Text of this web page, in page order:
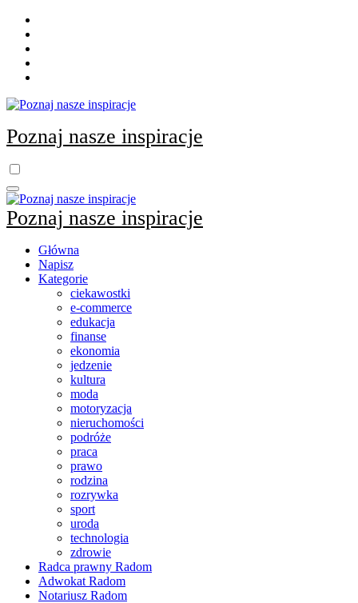
Skip
content
Poznaj nasze inspiracje
Poznaj nasze inspiracje
Główna
Napisz
Kategorie
ciekawostki
e-commerce
edukacja
finanse
ekonomia
jedzenie
kultura
moda
motoryzacja
nieruchomości
podróże
praca
prawo
rodzina
rozrywka
sport
uroda
technologia
zdrowie
Radca prawny Radom
Adwokat Radom
Notariusz Radom